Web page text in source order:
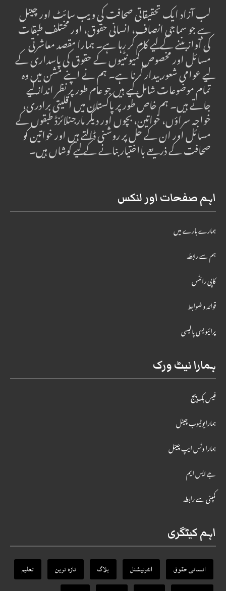
لب آزاد ایک تحقیقاتی صحافت کی ویب سائٹ اور چینل
ہے جو سماجی انصاف، انسانی حقوق، اور مختلف طبقات
کی آواز بننے کے لیے کام کر رہا ہے۔ ہمارا مقصد معاشرتی
مسائل اور مخصوص کمیونٹیوں کے حقوق کی پاسداری کے
لیے عوامی شعور بیدار کرنا ہے۔ ہم نے اپنے مشن میں وہ
تمام موضوعات شامل کیے ہیں جو عام طور پر نظر انداز کیے
جاتے ہیں۔ ہم خاص طور پر پاکستان میں اقلیتی برادری،
خواجہ سراؤں، خواتین، بچوں اور دیگر مارجنلائزڈ طبقوں کے
مسائل اور ان کے حل پر روشنی ڈالتے ہیں اور خواتین کو
صحافت کے ذریعے بااختیار بنانے کے لیے کوشاں ہیں۔
اہم صفحات اور لنکس
ہمارے بارے میں
ہم سے رابطہ
کاپی رائٹس
قوائد و ضوابط
پرائیویسی پالیسی
ہمارا نیٹ ورک
فیس بک پیج
ہمارایوٹیوب چینل
ہمارا وٹس ایپ چینل
جے ایس ایم
کمپنی سے رابطہ
اہم کیٹگری
انسانی حقوق انٹرنیشنل بلاگ تازہ ترین
تعلیم